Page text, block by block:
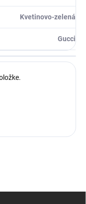
Kvetinovo-zelená
Gucci